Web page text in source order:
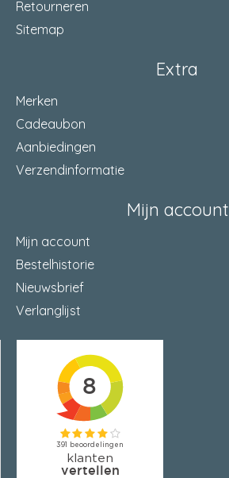
Retourneren
Sitemap
Extra
Merken
Cadeaubon
Aanbiedingen
Verzendinformatie
Mijn account
Mijn account
Bestelhistorie
Nieuwsbrief
Verlanglijst